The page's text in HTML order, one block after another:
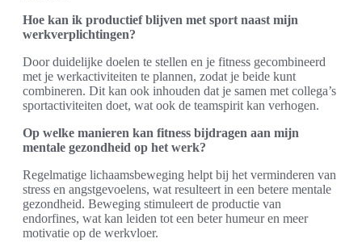
Hoe kan ik productief blijven met sport naast mijn
werkverplichtingen?
Door duidelijke doelen te stellen en je fitness gecombineerd
met je werkactiviteiten te plannen, zodat je beide kunt
combineren. Dit kan ook inhouden dat je samen met collega’s
sportactiviteiten doet, wat ook de teamspirit kan verhogen.
Op welke manieren kan fitness bijdragen aan mijn
mentale gezondheid op het werk?
Regelmatige lichaamsbeweging helpt bij het verminderen van
stress en angstgevoelens, wat resulteert in een betere mentale
gezondheid. Beweging stimuleert de productie van
endorfines, wat kan leiden tot een beter humeur en meer
motivatie op de werkvloer.